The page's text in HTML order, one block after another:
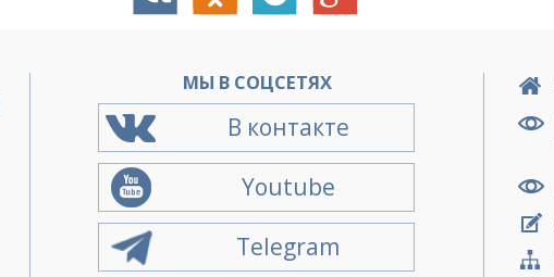
МЫ В СОЦСЕТЯХ
В контакте
Youtube
Telegram